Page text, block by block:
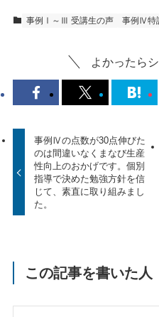
事例Ⅰ～Ⅲ 受講生の声 事例Ⅳ特
よかったら
事例Ⅳの点数が30点伸びた
のは間違いなくまなび生産
性向上のおかげです。個別
指導で決めた勉強方針を信
じて、素直に取り組みまし
た。
この記事を書いた人